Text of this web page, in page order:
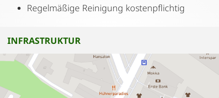
Regelmäßige Reinigung kostenpflichtig
INFRASTRUKTUR